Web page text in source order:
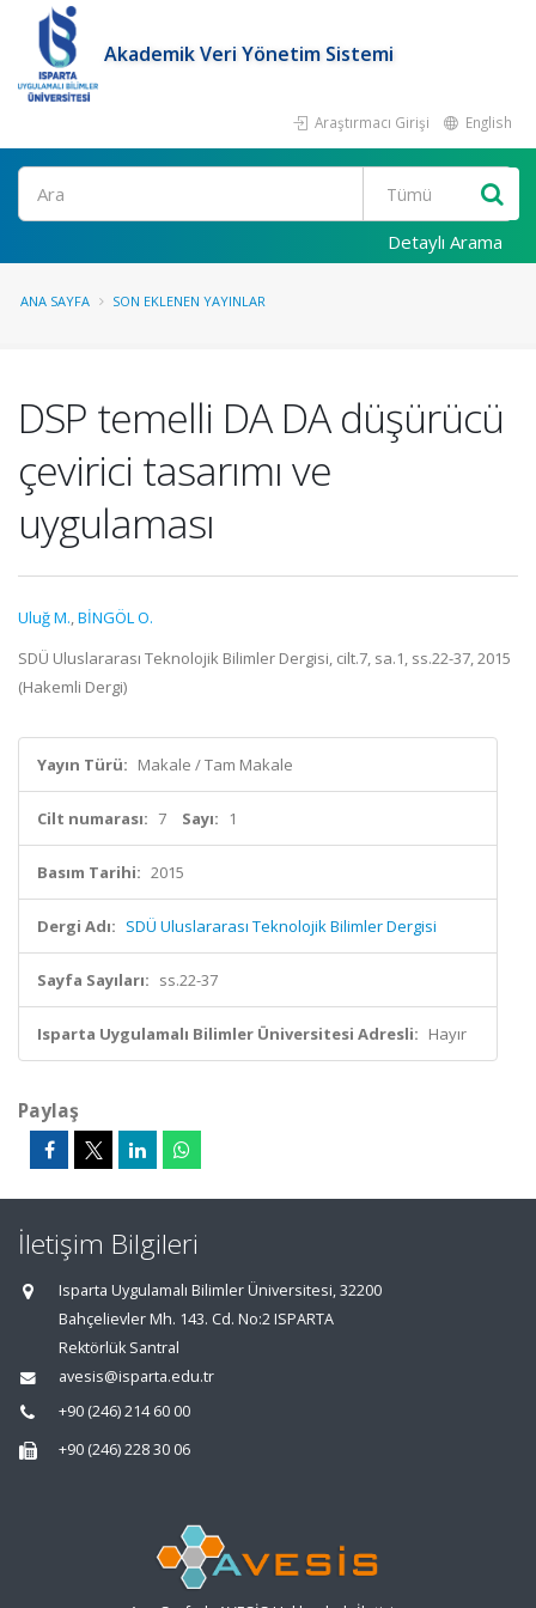
Akademik Veri Yönetim Sistemi
Araştırmacı Girişi English
Ara
Detaylı Arama
ANA SAYFA SON EKLENEN YAYINLAR
DSP temelli DA DA düşürücü
çevirici tasarımı ve
uygulaması
Uluğ M.,BİNGÖL O.
SDÜ Uluslararası Teknolojik Bilimler Dergisi, cilt.7, sa.1, ss.22-37, 2015
(Hakemli Dergi)
Yayın Türü: Makale / Tam Makale
Cilt numarası: 7 Sayı: 1
Basım Tarihi: 2015
Dergi Adı: SDÜ Uluslararası Teknolojik Bilimler Dergisi
Sayfa Sayıları: ss.22-37
Isparta Uygulamalı Bilimler Üniversitesi Adresli: Hayır
Paylaş
İletişim Bilgileri
Isparta Uygulamalı Bilimler Üniversitesi, 32200
Bahçelievler Mh. 143. Cd. No:2 ISPARTA
Rektörlük Santral
avesis@isparta.edu.tr
+90 (246) 214 60 00
+90 (246) 228 30 06